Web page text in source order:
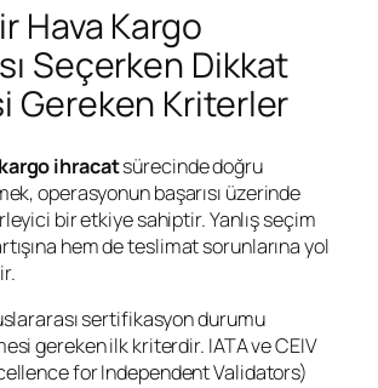
Hava Kargo
Seçerken Dikkat
Gereken Kriterler
ihracatsürecinde doğru
operasyonun başarısı üzerinde
bir etkiye sahiptir. Yanlış seçim
hem de teslimat sorunlarına yol
sertifikasyon durumu
gereken ilk kriterdir. IATA ve CEIV
for Independent Validators)